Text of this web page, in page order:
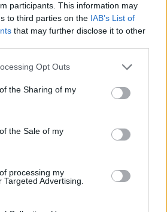
participants. This information may
to third parties on the IAB’s List of
that may further disclose it to other
Opt Outs
the Sharing of my
the Sale of my
processing my
Advertising.
Latvijā ar iespaidīgi krāšņu un